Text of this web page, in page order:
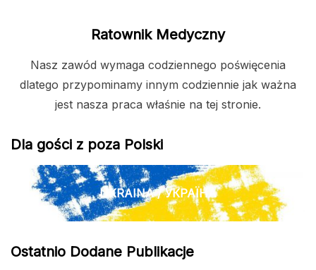
Ratownik Medyczny
Nasz zawód wymaga codziennego poświęcenia
dlatego przypominamy innym codziennie jak ważna
jest nasza praca właśnie na tej stronie.
Dla gości z poza Polski
UKRAINA / УКРАЇНА
Ostatnio Dodane Publikacje